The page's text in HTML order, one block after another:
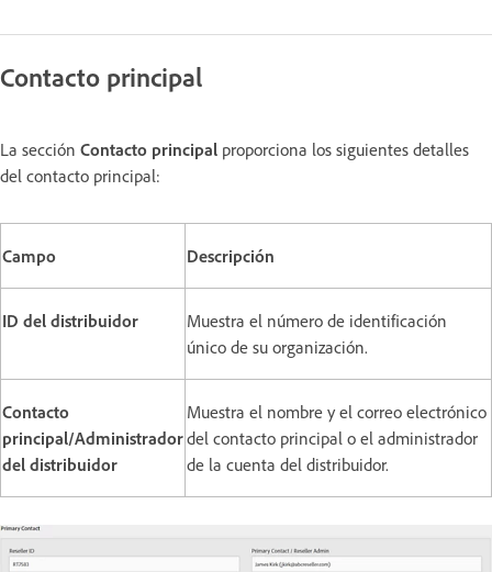
Contacto principal
La sección Contacto principal proporciona los siguientes detalles
del contacto principal:
Campo Descripción
ID del distribuidor
Muestra el número de identificación
único de su organización.
Contacto
principal/Administrador
del distribuidor
Muestra el nombre y el correo electrónico
del contacto principal o el administrador
de la cuenta del distribuidor.